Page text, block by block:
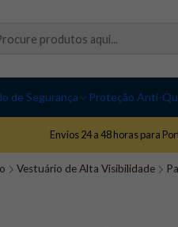
de Segurança Proteção Anti-
Envios 24 a 48 horas para
Vestuário de Alta Visibilidade